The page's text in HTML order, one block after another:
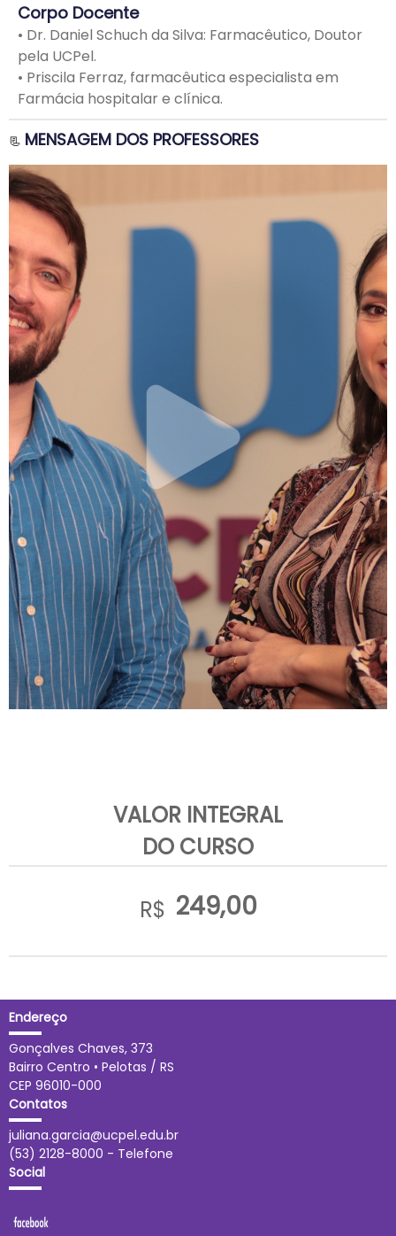
Corpo Docente
• Dr. Daniel Schuch da Silva: Farmacêutico, Doutor
pela UCPel.
• Priscila Ferraz, farmacêutica especialista em
Farmácia hospitalar e clínica.
📃 MENSAGEM DOS PROFESSORES
VALOR INTEGRAL
DO CURSO
R$ 249,00
Endereço
Gonçalves Chaves, 373
Bairro Centro • Pelotas / RS
CEP 96010-000
Contatos
juliana.garcia@ucpel.edu.br
(53) 2128-8000 - Telefone
Social